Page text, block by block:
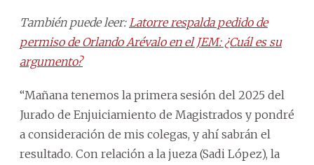
También puede leer: Latorre respalda pedido de
permiso de Orlando Arévalo en el JEM: ¿Cuál es su
argumento?
“Mañana tenemos la primera sesión del 2025 del
Jurado de Enjuiciamiento de Magistrados y pondré
a consideración de mis colegas, y ahí sabrán el
resultado. Con relación a la jueza (Sadi López), la